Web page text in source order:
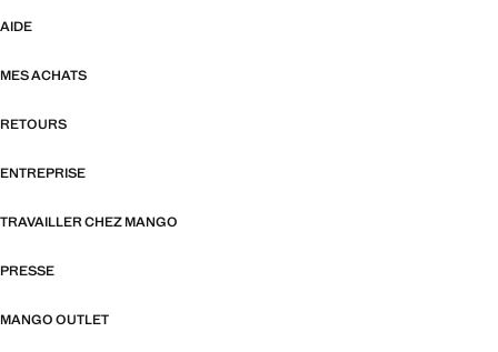
AIDE
MES ACHATS
RETOURS
ENTREPRISE
TRAVAILLER CHEZ MANGO
PRESSE
MANGO OUTLET